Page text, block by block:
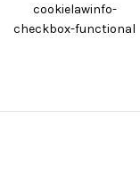
cookielawinfo-
checkbox-functional